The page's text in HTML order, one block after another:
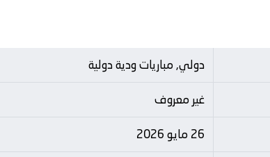
دولي, مباريات ودية دولية
غير معروف
26 مايو 2026